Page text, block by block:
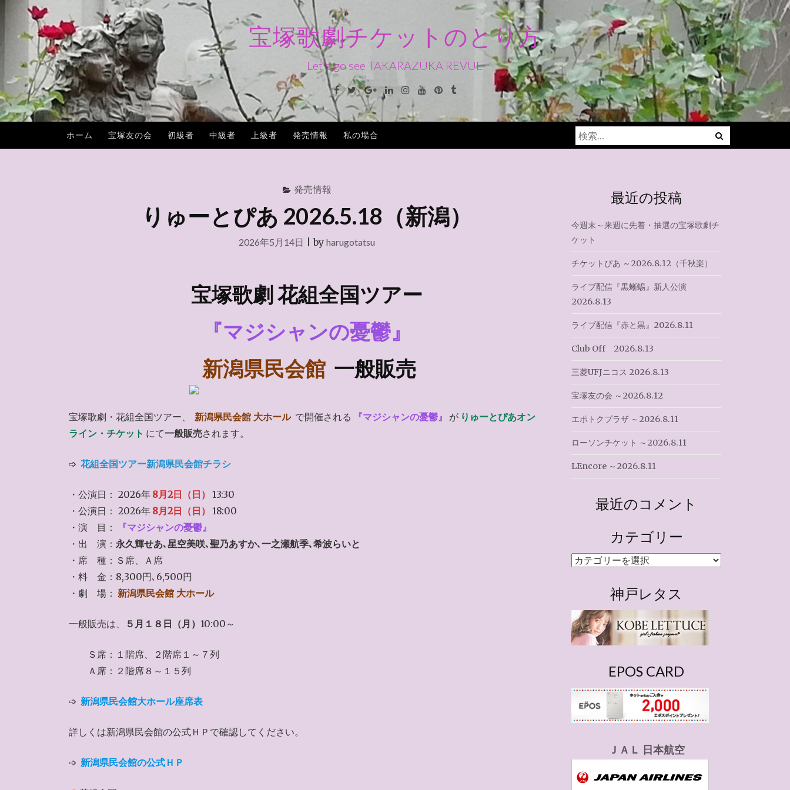
へ
ス
キ
宝塚歌劇チケットのとり方
Let's go see TAKARAZUKA REVUE
Facebook
TwitterGoogle+LinkedinInstagramYoutubePinterest
Tumblr
ホーム 宝塚友の会 初級者 中級者 上級者 発売情報 私の場合
検
索:
発売情報
りゅーとぴあ 2026.5.18（新潟）
2026年5月14日 |by harugotatsu
宝塚歌劇 花組全国ツアー
『マジシャンの憂鬱』
新潟県民会館 一般販売
宝塚歌劇・花組全国ツアー、 新潟県民会館 大ホール で開催される 『マジシャンの憂鬱』 が りゅーとぴあオン
ライン・チケット にて一般販売されます。
➩ 花組全国ツアー新潟県民会館チラシ
・公演日： 2026年 8月2日（日）
13:30
・公演日： 2026年 8月2日（日）
18:00
・演 目：
『マジシャンの憂鬱』
・出 演： 永久輝せあ､星空美咲､聖乃あすか､一之瀬航季､希波らいと
・席 種：Ｓ席、Ａ席
・料 金：8,300円､6,500円
・劇 場： 新潟県民会館 大ホール
一般販売は、 ５月１８日（月） 10:00～
Ｓ席：１階席、２階席１～７列
Ａ席：２階席８～１５列
➩ 新潟県民会館大ホール座席表
詳しくは新潟県民会館の公式ＨＰで確認してください。
➩ 新潟県民会館の公式ＨＰ
最近の投稿
今週末～来週に先着・抽選の宝塚歌劇チ
ケット
チケットぴあ ～2026.8.12（千秋楽）
ライブ配信『黒蜥蜴』新人公演
2026.8.13
ライブ配信『赤と黒』2026.8.11
Club Off 2026.8.13
三菱UFJニコス 2026.8.13
宝塚友の会 ～2026.8.12
エポトクプラザ ～2026.8.11
ローソンチケット ～2026.8.11
LEncore ～2026.8.11
最近のコメント
カテゴリー
カ
ー
神戸レタス
EPOS CARD
ＪＡＬ 日本航空